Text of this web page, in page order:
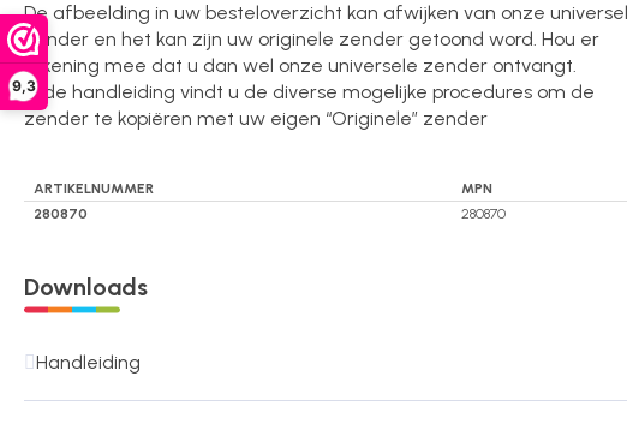
9,3
De afbeelding in uw besteloverzicht kan afwijken van onze
zender en het kan zijn uw originele zender getoond word. Hou er
rekening mee dat u dan wel onze universele zender ontvangt.
In de handleiding vindt u de diverse mogelijke procedures om de
zender te kopiëren met uw eigen “Originele” zender
ARTIKELNUMMER
MPN
280870
280870
Downloads
Handleiding